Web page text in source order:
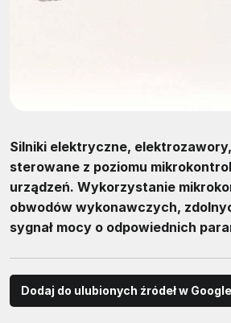
Silniki elektryczne,
sterowane z poziomu
urządzeń. Wykorzystanie
obwodów wykonawczych,
sygnał mocy o odpowiednich
Dodaj do ulubionych źródeł w Google